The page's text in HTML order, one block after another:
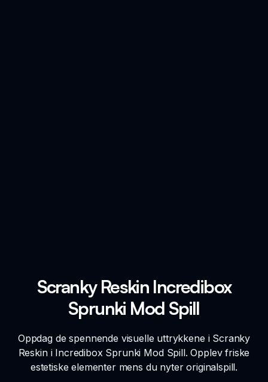
Scranky Reskin Incredibox
Sprunki Mod Spill
Oppdag de spennende visuelle uttrykkene i Scranky
Reskin i Incredibox Sprunki Mod Spill. Opplev friske
estetiske elementer mens du nyter originalspill.